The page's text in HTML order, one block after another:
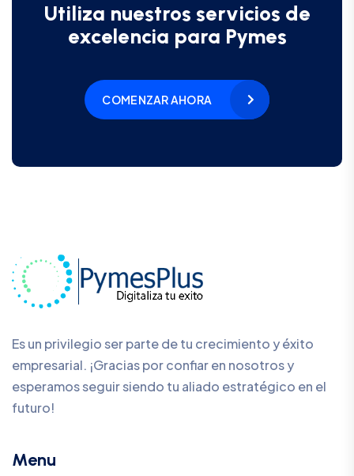
Utiliza nuestros servicios de
excelencia para Pymes
COMENZAR AHORA
Es un privilegio ser parte de tu crecimiento y éxito
empresarial. ¡Gracias por confiar en nosotros y
esperamos seguir siendo tu aliado estratégico en el
futuro!
Menu